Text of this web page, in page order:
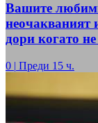
Вашите
неочакваният
дори когато не
0 | Преди 15 ч.